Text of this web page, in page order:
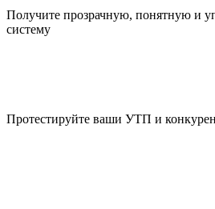
Получите прозрачную, понятную и
систему
Протестируйте ваши УТП и